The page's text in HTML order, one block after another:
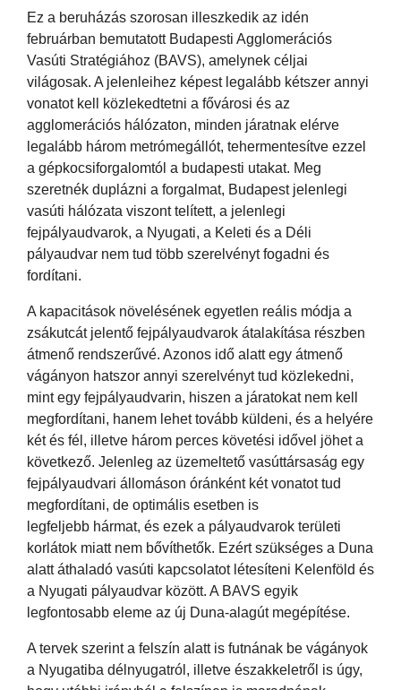
Ez a beruházás szorosan illeszkedik az idén
februárban bemutatott Budapesti Agglomerációs
Vasúti Stratégiához (BAVS), amelynek céljai
világosak. A jelenleihez képest legalább kétszer annyi
vonatot kell közlekedtetni a fővárosi és az
agglomerációs hálózaton, minden járatnak elérve
legalább három metrómegállót, tehermentesítve ezzel
a gépkocsiforgalomtól a budapesti utakat. Meg
szeretnék duplázni a forgalmat, Budapest jelenlegi
vasúti hálózata viszont telített, a jelenlegi
fejpályaudvarok, a Nyugati, a Keleti és a Déli
pályaudvar nem tud több szerelvényt fogadni és
fordítani.
A kapacitások növelésének egyetlen reális módja a
zsákutcát jelentő fejpályaudvarok átalakítása részben
átmenő rendszerűvé. Azonos idő alatt egy átmenő
vágányon hatszor annyi szerelvényt tud közlekedni,
mint egy fejpályaudvarin, hiszen a járatokat nem kell
megfordítani, hanem lehet tovább küldeni, és a helyére
két és fél, illetve három perces követési idővel jöhet a
következő. Jelenleg az üzemeltető vasúttársaság egy
fejpályaudvari állomáson óránként két vonatot tud
megfordítani, de optimális esetben is
legfeljebb hármat, és ezek a pályaudvarok területi
korlátok miatt nem bővíthetők. Ezért szükséges a Duna
alatt áthaladó vasúti kapcsolatot létesíteni Kelenföld és
a Nyugati pályaudvar között. A BAVS egyik
legfontosabb eleme az új Duna-alagút megépítése.
A tervek szerint a felszín alatt is futnának be vágányok
a Nyugatiba délnyugatról, illetve északkeletről is úgy,